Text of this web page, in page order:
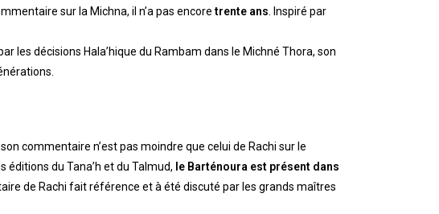
sur la Michna, il n’a pas encoretrente ans . Inspiré par
les décisions Hala’hique du Rambam dans le Michné Thora, son
commentaire n’est pas moindre que celui de Rachi sur le
du Tana’h et du Talmud, le Barténoura est présent dans
de Rachi fait référence et à été discuté par les grands maîtres